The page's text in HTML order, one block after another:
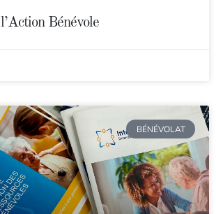
Bénévole
BÉNÉVOLAT